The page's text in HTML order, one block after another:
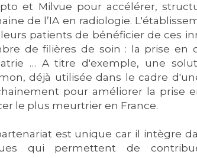
et Milvue pour accélérer,
de l’IA en radiologie.
patients de bénéficier de ces
de filières de soin : la prise en
… A titre d'exemple, une
déjà utilisée dans le cadre
pour améliorer la prise
le plus meurtrier en France.
est unique car il intègre
qui permettent de